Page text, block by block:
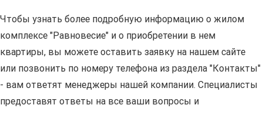
Чтобы узнать более подробную информацию о жилом
комплексе "Равновесие" и о приобретении в нем
квартиры, вы можете оставить заявку на нашем сайте
или позвонить по номеру телефона из раздела "Контакты"
- вам ответят менеджеры нашей компании. Специалисты
предоставят ответы на все ваши вопросы и